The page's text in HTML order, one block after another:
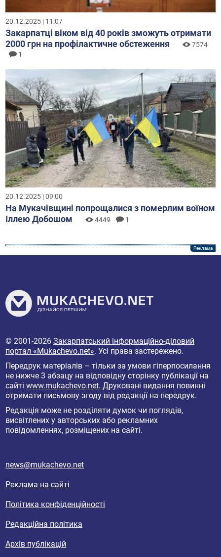
20.12.2025 | 12:06
Хмарно та без морозів: синоптики розповіли про
погоду на Закарпатті цими вихідними
1373
20.12.2025 | 11:07
Закарпатці віком від 40 років зможуть отримати
На Мукачівщині попрощалися з померлим воїном